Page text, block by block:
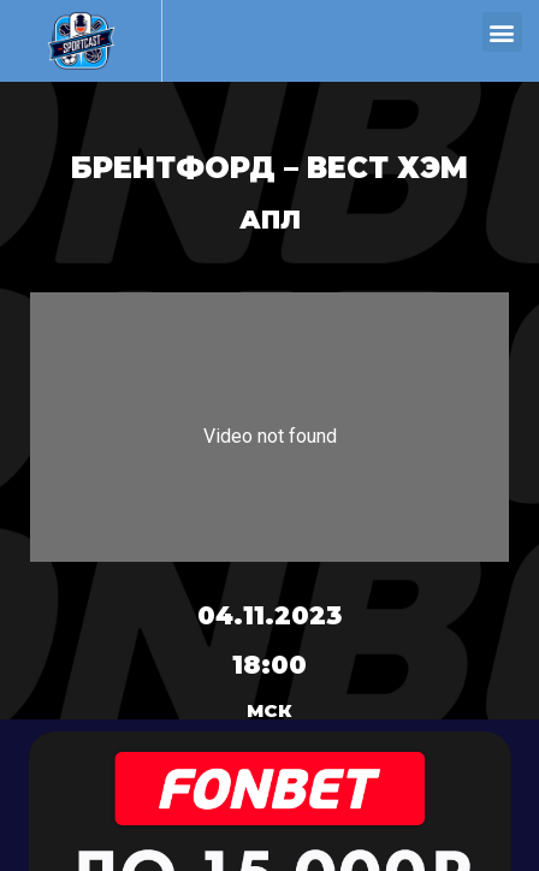
БРЕНТФОРД – ВЕСТ ХЭМ
АПЛ
04.11.2023
18:00
МСК